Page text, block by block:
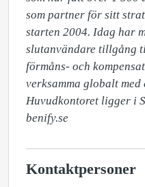
som partner för sitt
starten 2004. Idag har
slutanvändare tillgång
förmåns- och
verksamma globalt med
Huvudkontoret ligger i
benify.se
Kontaktpersoner